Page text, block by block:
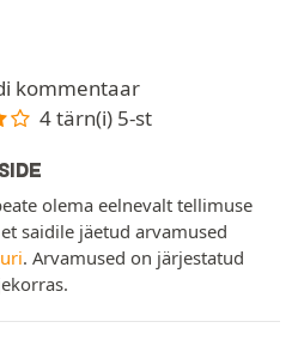
kommentaar
4 tärn(i) 5-st
olema eelnevalt tellimuse
saidile jäetud arvamused
. Arvamused on järjestatud